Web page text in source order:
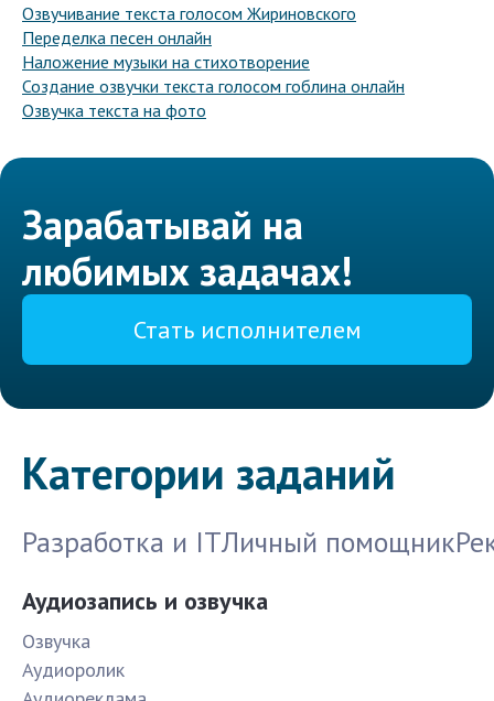
Озвучивание текста голосом Жириновского
Переделка песен онлайн
Наложение музыки на стихотворение
Создание озвучки текста голосом гоблина онлайн
Озвучка текста на фото
Зарабатывай на
любимых задачах!
Стать исполнителем
Категории заданий
Разработка и ITЛичный помощник
Аудиозапись и озвучка
Озвучка
Аудиоролик